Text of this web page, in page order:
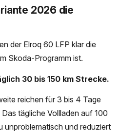
2026 die
der Elroq 60 LFP klar die
Skoda-Programm ist.
30 bis 150 km Strecke.
reichen für 3 bis 4 Tage
tägliche Vollladen auf 100
unproblematisch und reduziert